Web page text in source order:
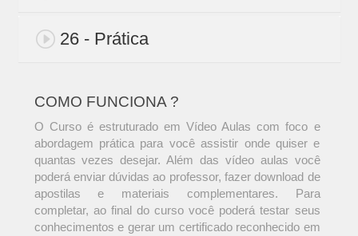
26 - Prática
COMO FUNCIONA ?
O Curso é estruturado em Vídeo Aulas com foco e
abordagem prática para você assistir onde quiser e
quantas vezes desejar. Além das vídeo aulas você
poderá enviar dúvidas ao professor, fazer download de
apostilas e materiais complementares. Para
completar, ao final do curso você poderá testar seus
conhecimentos e gerar um certificado reconhecido em